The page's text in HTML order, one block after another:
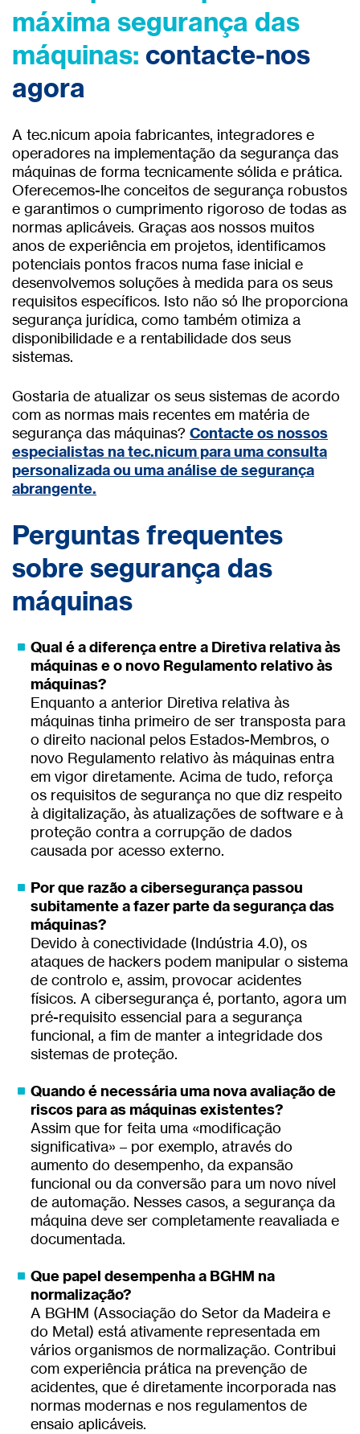
máxima segurança das
máquinas: contacte-nos
agora
A tec.nicum apoia fabricantes, integradores e
operadores na implementação da segurança das
máquinas de forma tecnicamente sólida e prática.
Oferecemos-lhe conceitos de segurança robustos
e garantimos o cumprimento rigoroso de todas as
normas aplicáveis. Graças aos nossos muitos
anos de experiência em projetos, identificamos
potenciais pontos fracos numa fase inicial e
desenvolvemos soluções à medida para os seus
requisitos específicos. Isto não só lhe proporciona
segurança jurídica, como também otimiza a
disponibilidade e a rentabilidade dos seus
sistemas.
Gostaria de atualizar os seus sistemas de acordo
com as normas mais recentes em matéria de
segurança das máquinas? Contacte os nossos
especialistas na tec.nicum para uma consulta
personalizada ou uma análise de segurança
abrangente.
Perguntas frequentes
sobre segurança das
máquinas
Qual é a diferença entre a Diretiva relativa às
máquinas e o novo Regulamento relativo às
máquinas?
Enquanto a anterior Diretiva relativa às
máquinas tinha primeiro de ser transposta para
o direito nacional pelos Estados-Membros, o
novo Regulamento relativo às máquinas entra
em vigor diretamente. Acima de tudo, reforça
os requisitos de segurança no que diz respeito
à digitalização, às atualizações de software e à
proteção contra a corrupção de dados
causada por acesso externo.
Por que razão a cibersegurança passou
subitamente a fazer parte da segurança das
máquinas?
Devido à conectividade (Indústria 4.0), os
ataques de hackers podem manipular o sistema
de controlo e, assim, provocar acidentes
físicos. A cibersegurança é, portanto, agora um
pré-requisito essencial para a segurança
funcional, a fim de manter a integridade dos
sistemas de proteção.
Quando é necessária uma nova avaliação de
riscos para as máquinas existentes?
Assim que for feita uma «modificação
significativa» – por exemplo, através do
aumento do desempenho, da expansão
funcional ou da conversão para um novo nível
de automação. Nesses casos, a segurança da
máquina deve ser completamente reavaliada e
documentada.
Que papel desempenha a BGHM na
normalização?
A BGHM (Associação do Setor da Madeira e
do Metal) está ativamente representada em
vários organismos de normalização. Contribui
com experiência prática na prevenção de
acidentes, que é diretamente incorporada nas
normas modernas e nos regulamentos de
ensaio aplicáveis.